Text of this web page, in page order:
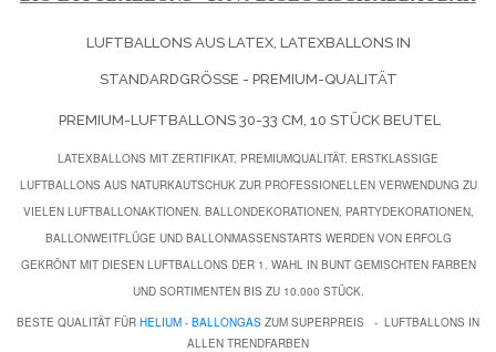
LUFTBALLONS AUS LATEX, LATEXBALLONS IN
STANDARDGRÖSSE - PREMIUM-QUALITÄT
PREMIUM-LUFTBALLONS 30-33 CM, 10 STÜCK BEUTEL
LATEXBALLONS MIT ZERTIFIKAT. PREMIUMQUALITÄT. ERSTKLASSIGE
LUFTBALLONS AUS NATURKAUTSCHUK ZUR PROFESSIONELLEN VERWENDUNG ZU
VIELEN LUFTBALLONAKTIONEN. BALLONDEKORATIONEN, PARTYDEKORATIONEN,
BALLONWEITFLÜGE UND BALLONMASSENSTARTS WERDEN VON ERFOLG
GEKRÖNT MIT DIESEN LUFTBALLONS DER 1. WAHL IN BUNT GEMISCHTEN FARBEN
UND SORTIMENTEN BIS ZU 10.000 STÜCK.
BESTE QUALITÄT FÜR HELIUM - BALLONGAS ZUM SUPERPREIS - LUFTBALLONS IN
ALLEN TRENDFARBEN